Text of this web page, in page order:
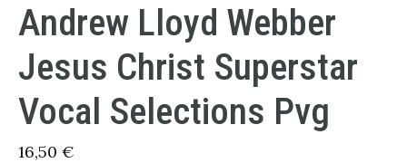
Andrew Lloyd Webber
Jesus Christ Superstar
Vocal Selections Pvg
16,50 €